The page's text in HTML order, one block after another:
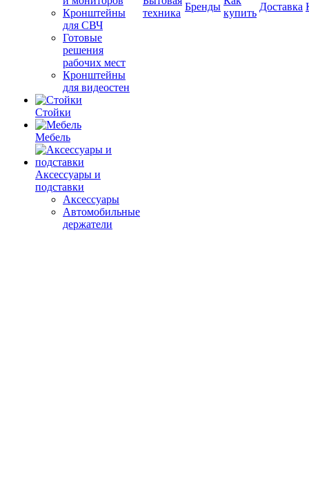
Кронштейны
для СВЧ
Готовые
решения
рабочих мест
Кронштейны
для видеостен
Стойки
Мебель
Аксессуары и
подставки
Аксессуары
Автомобильные
держатели
техника
Бренды
купить
Доставка